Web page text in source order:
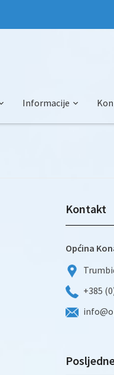
Informacije
Kontakt
Općina
+385